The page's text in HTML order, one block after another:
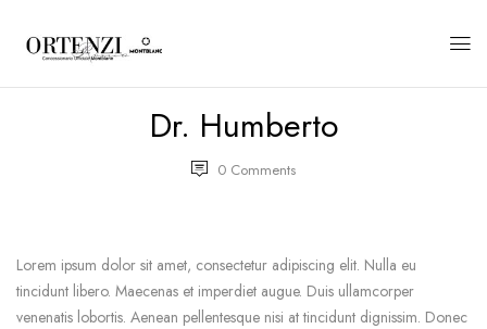
Dr. Humberto
0 Comments
Lorem ipsum dolor sit amet, consectetur adipiscing elit. Nulla eu
tincidunt libero. Maecenas et imperdiet augue. Duis ullamcorper
venenatis lobortis. Aenean pellentesque nisi at tincidunt dignissim. Donec